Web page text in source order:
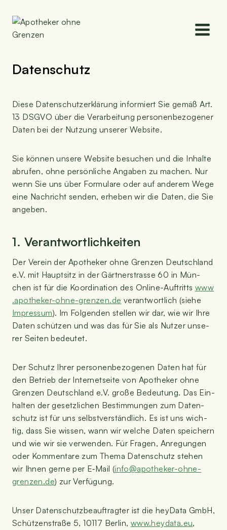
Inhalt
springen
Daten­schutz
Die­se Daten­schutz­er­klä­rung infor­miert Sie gemäß Art.
13 DSGVO über die Ver­ar­bei­tung per­so­nen­be­zo­ge­ner
Daten bei der Nut­zung unse­rer Website.
Sie kön­nen unse­re Web­site besu­chen und die Inhal­te
abru­fen, ohne per­sön­li­che Anga­ben zu machen. Nur
wenn Sie uns über For­mu­la­re oder auf ande­rem Wege
eine Nach­richt sen­den, erhe­ben wir die Daten, die Sie
angeben.
1. Ver­ant­wort­lich­kei­ten
Der Ver­ein der Apo­the­ker ohne Gren­zen Deutsch­land
e.V. mit Haupt­sitz in der Gärt­ner­stras­se 60 in Mün­
chen ist für die Koor­di­na­ti­on des Online-Auf­tritts www​
.apo​the​ker​-ohne​-gren​zen​.de ver­ant­wort­lich (sie­he
Impres­sum). Im Fol­gen­den stel­len wir dar, wie wir Ihre
Daten schüt­zen und was das für Sie als Nut­zer unse­
rer Sei­ten bedeutet.
Der Schutz Ihrer per­so­nen­be­zo­ge­nen Daten hat für
den Betrieb der Inter­net­sei­te von Apo­the­ker ohne
Gren­zen Deutsch­land e.V. gro­ße Bedeu­tung. Das Ein­
hal­ten der gesetz­li­chen Bestim­mun­gen zum Daten­
schutz ist für uns selbst­ver­ständ­lich. Es ist uns wich­
tig, dass Sie wis­sen, wann wir wel­che Daten spei­chern
und wie wir sie ver­wen­den. Für Fra­gen, Anre­gun­gen
oder Kom­men­ta­re zum The­ma Daten­schutz ste­hen
wir Ihnen ger­ne per E‑Mail (info@​apotheker-​ohne-​
grenzen.​de) zur Verfügung.
Unser Daten­schutz­be­auf­trag­ter ist die heyDa­ta GmbH,
Schüt­zen­stra­ße 5, 10117 Ber­lin, www​.heyda​ta​.eu,